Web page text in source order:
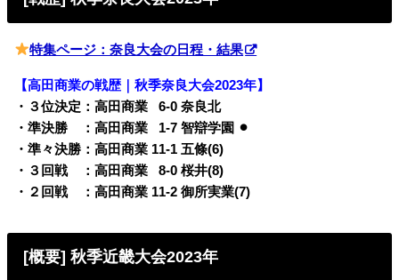
特集ページ：奈良大会の日程・結果
【高田商業の戦歴｜秋季奈良大会2023年】
・３位決定：高田商業
06-0 奈良北
・準決勝 ：高田商業
1-7 智辯学園 ⚫︎
・準々決勝：高田商業 11-1 五條(6)
・３回戦 ：高田商業
08-0 桜井(8)
・２回戦 ：高田商業 11-2 御所実業(7)
[概要] 秋季近畿大会2023年